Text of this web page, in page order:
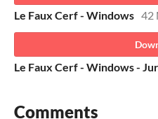
Le Faux Cerf - Windows 42
Le Faux Cerf - Windows -
Comments